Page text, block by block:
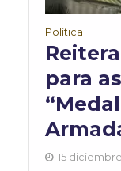
Política
para
15